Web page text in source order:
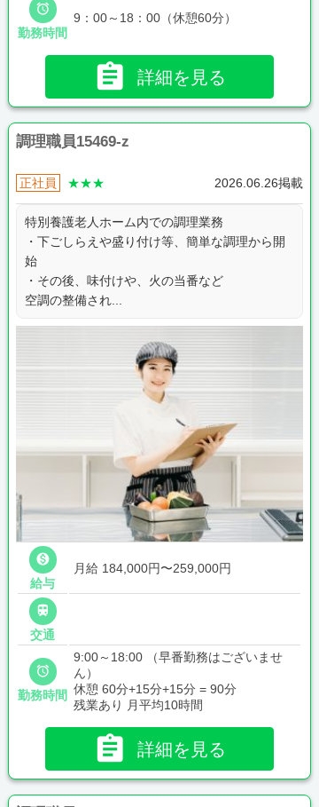

勤務時間
9：00～18：00（休憩60分）
 詳細を見る
調理職員15469-z
正社員 ★★★ 2026.06.26掲載
特別養護老人ホーム内での調理業務
・下ごしらえや盛り付け等、簡単な調理から開
始
・その後、味付けや、火の当番など
空調の整備され...

給与
月給 184,000円〜259,000円

交通

勤務時間
9:00～18:00 （早番勤務はございませ
ん）
休憩 60分+15分+15分 = 90分
残業あり 月平均10時間
 詳細を見る